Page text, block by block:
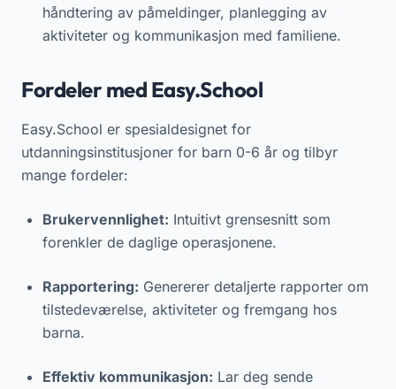
håndtering av påmeldinger, planlegging av
aktiviteter og kommunikasjon med familiene.
Fordeler med Easy.School
Easy.School er spesialdesignet for
utdanningsinstitusjoner for barn 0-6 år og tilbyr
mange fordeler:
Brukervennlighet: Intuitivt grensesnitt som
forenkler de daglige operasjonene.
Rapportering: Genererer detaljerte rapporter om
tilstedeværelse, aktiviteter og fremgang hos
barna.
Effektiv kommunikasjon: Lar deg sende